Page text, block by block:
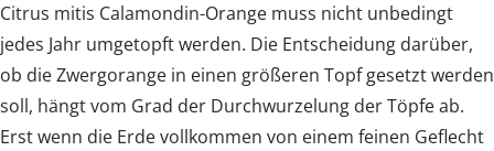
Citrus mitis Calamondin-Orange muss nicht unbedingt
jedes Jahr umgetopft werden. Die Entscheidung darüber,
ob die Zwergorange in einen größeren Topf gesetzt werden
soll, hängt vom Grad der Durchwurzelung der Töpfe ab.
Erst wenn die Erde vollkommen von einem feinen Geflecht